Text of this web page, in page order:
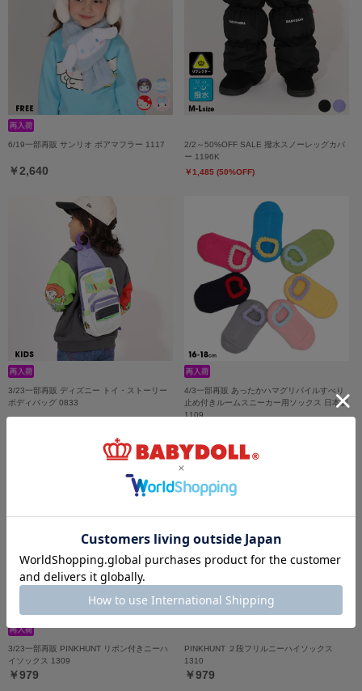
6/19一部再販 サンリオ ボアマフラー 1117
￥2,640
2/2～50%OFF SALE 撥水スノーレッグカバ
ー 1196K
￥1,485 (50%OFF)
3/23一部再販 ディズニー トイ・ストーリー
ボディバッグ 0833
4/3一部再販 あったかハマグリパイルすべり
止め付きルームスニーカー用ソックス 日本製
1109
3/23一部再販 PINKHUNT リボン付きニーハ
イソックス 1309
￥979
PINKHUNT ２段フリルニーハイソックス
1310
￥979